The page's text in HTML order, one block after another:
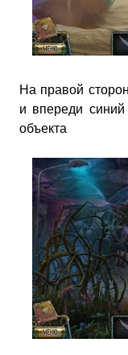
На правой
и впереди синий
объекта